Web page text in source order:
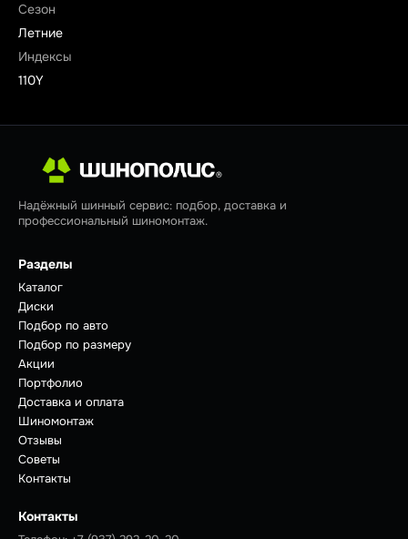
Сезон
Летние
Индексы
110Y
Надёжный шинный сервис: подбор, доставка и
профессиональный шиномонтаж.
Разделы
Каталог
Диски
Подбор по авто
Подбор по размеру
Акции
Портфолио
Доставка и оплата
Шиномонтаж
Отзывы
Советы
Контакты
Контакты